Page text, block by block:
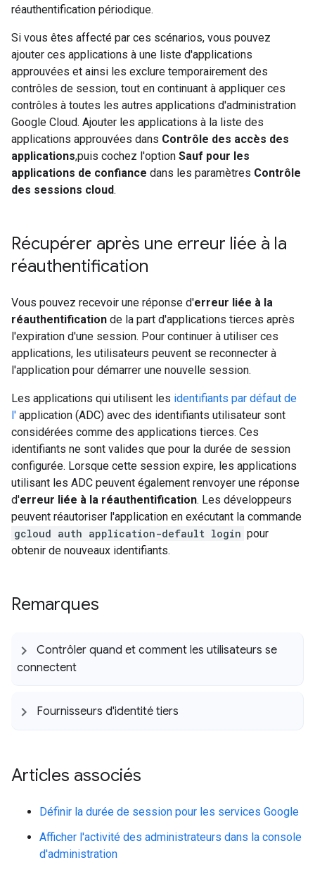
réauthentification périodique.
Si vous êtes affecté par ces scénarios, vous pouvez
ajouter ces applications à une liste d'applications
approuvées et ainsi les exclure temporairement des
contrôles de session, tout en continuant à appliquer ces
contrôles à toutes les autres applications d'administration
Google Cloud. Ajouter les applications à la liste des
applications approuvées dans Contrôle des accès des
applications,puis cochez l'option Sauf pour les
applications de confiance dans les paramètres Contrôle
des sessions cloud.
Récupérer après une erreur liée à la
réauthentification
Vous pouvez recevoir une réponse d'erreur liée à la
réauthentification de la part d'applications tierces après
l'expiration d'une session. Pour continuer à utiliser ces
applications, les utilisateurs peuvent se reconnecter à
l'application pour démarrer une nouvelle session.
Les applications qui utilisent les identifiants par défaut de
l' application (ADC) avec des identifiants utilisateur sont
considérées comme des applications tierces. Ces
identifiants ne sont valides que pour la durée de session
configurée. Lorsque cette session expire, les applications
utilisant les ADC peuvent également renvoyer une réponse
d'erreur liée à la réauthentification. Les développeurs
peuvent réautoriser l'application en exécutant la commande
gcloud auth application-default login pour
obtenir de nouveaux identifiants.
Remarques
Contrôler quand et comment les utilisateurs se
connectent
Fournisseurs d'identité tiers
Articles associés
Définir la durée de session pour les services Google
Afficher l'activité des administrateurs dans la console
d'administration